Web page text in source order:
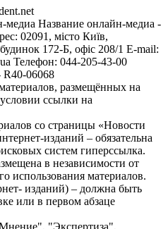
медиа Название онлайн-медиа -
02091, місто Київ,
172-Б, офіс 208/1 E-mail:
Телефон: 044-205-43-00
06068
размещённых на
ссылки на
со страницы «Новости
изданий – обязательна
систем гиперссылка.
в независимости от
использования материалов.
изданий) – должна быть
или в первом абзаце
"Экспертиза",